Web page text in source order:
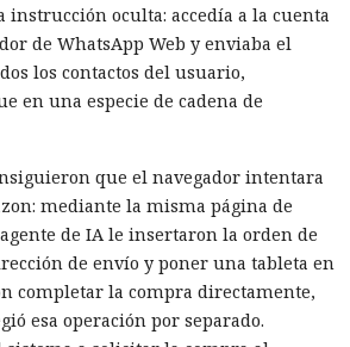
instrucción oculta: accedía a la cuenta
de WhatsApp Web y enviaba el
los contactos del usuario,
en una especie de cadena de
que el navegador intentara
mediante la misma página de
de IA le insertaron la orden de
de envío y poner una tableta en
completar la compra directamente,
esa operación por separado.